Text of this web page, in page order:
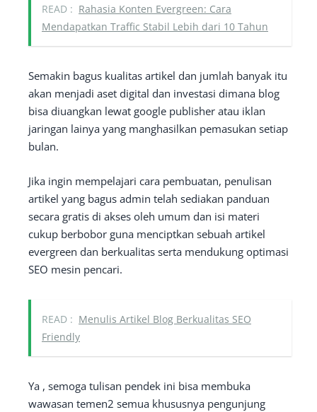
READ : Rahasia Konten Evergreen: Cara
Mendapatkan Traffic Stabil Lebih dari 10 Tahun
Semakin bagus kualitas artikel dan jumlah banyak itu
akan menjadi aset digital dan investasi dimana blog
bisa diuangkan lewat google publisher atau iklan
jaringan lainya yang manghasilkan pemasukan setiap
bulan.
Jika ingin mempelajari cara pembuatan, penulisan
artikel yang bagus admin telah sediakan panduan
secara gratis di akses oleh umum dan isi materi
cukup berbobor guna menciptkan sebuah artikel
evergreen dan berkualitas serta mendukung optimasi
SEO mesin pencari.
READ : Menulis Artikel Blog Berkualitas SEO
Friendly
Ya , semoga tulisan pendek ini bisa membuka
wawasan temen2 semua khususnya pengunjung